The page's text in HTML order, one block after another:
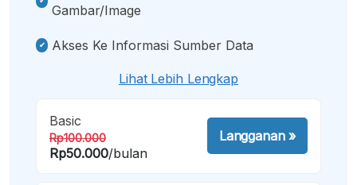
Gambar/image
Akses Ke Informasi Sumber Data
Lihat Lebih Lengkap
Basic
Rp100.000
Rp50.000/bulan
Langganan»